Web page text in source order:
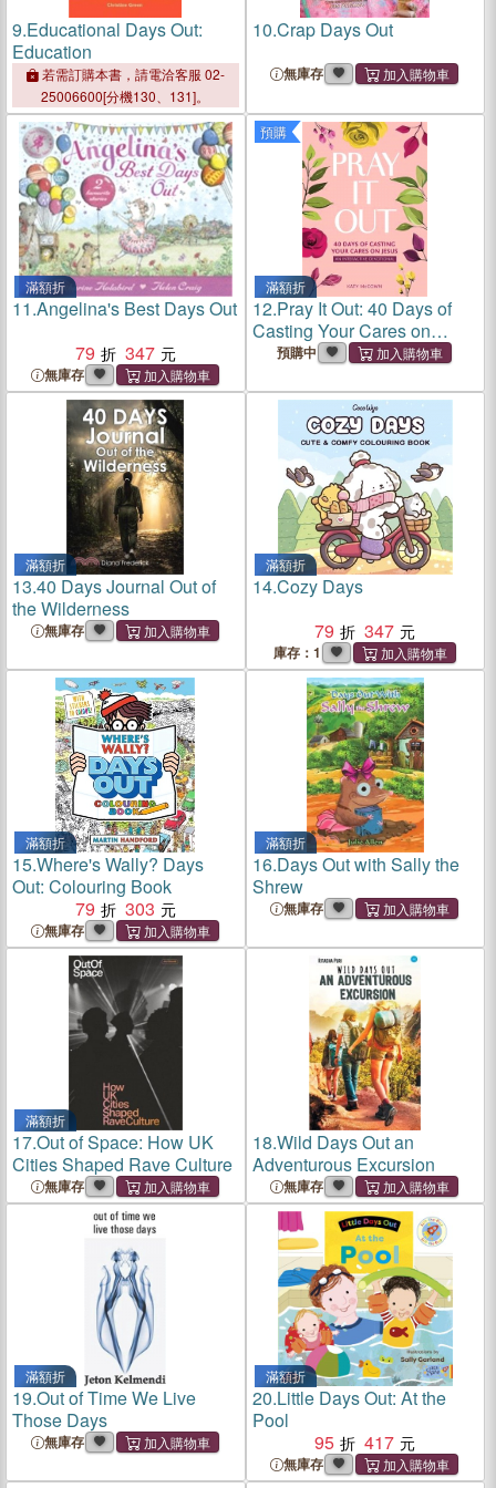
9.Educational Days Out:
Education
若需訂購本書，請電洽客服 02-
25006600[分機130、131]。
10.Crap Days Out
無庫存
滿額折
11.Angelina's Best Days Out
79
347
無庫存
預購
滿額折
12.Pray It Out: 40 Days of
Casting Your Cares on
Jesus
預購中
滿額折
13.40 Days Journal Out of
the Wilderness
無庫存
滿額折
14.Cozy Days
79
347
庫存：1
滿額折
15.Where's Wally? Days
Out: Colouring Book
79
303
無庫存
滿額折
16.Days Out with Sally the
Shrew
無庫存
滿額折
17.Out of Space: How UK
Cities Shaped Rave Culture
無庫存
18.Wild Days Out an
Adventurous Excursion
無庫存
滿額折
19.Out of Time We Live
Those Days
無庫存
滿額折
20.Little Days Out: At the
Pool
95
417
無庫存